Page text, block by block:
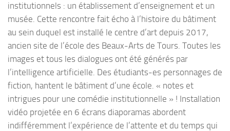
institutionnels : un établissement d’enseignement et un
musée. Cette rencontre fait écho à l’histoire du bâtiment
au sein duquel est installé le centre d’art depuis 2017,
ancien site de l’école des Beaux-Arts de Tours. Toutes les
images et tous les dialogues ont été générés par
l’intelligence artificielle. Des étudiants-es personnages de
fiction, hantent le bâtiment d’une école. « notes et
intrigues pour une comédie institutionnelle » ! Installation
vidéo projetée en 6 écrans diaporamas abordent
indifféremment l’expérience de l’attente et du temps qui